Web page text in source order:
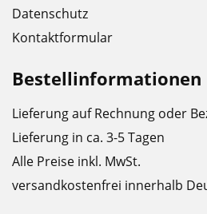
Datenschutz
Kontaktformular
Bestellinformationen
Lieferung auf Rechnung oder
Lieferung in ca. 3-5 Tagen
Alle Preise inkl. MwSt.
versandkostenfrei innerhalb